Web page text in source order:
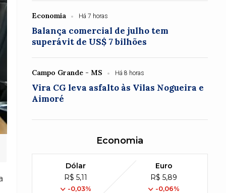
Economia Há 7 horas
Balança comercial de julho tem
superávit de US$ 7 bilhões
Campo Grande - MS Há 8 horas
Vira CG leva asfalto às Vilas Nogueira e
Aimoré
Economia
Dólar
R$ 5,11
-0,03%
Euro
R$ 5,89
-0,06%